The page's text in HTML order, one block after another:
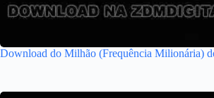
Download do Milhão (Frequência Milionária)